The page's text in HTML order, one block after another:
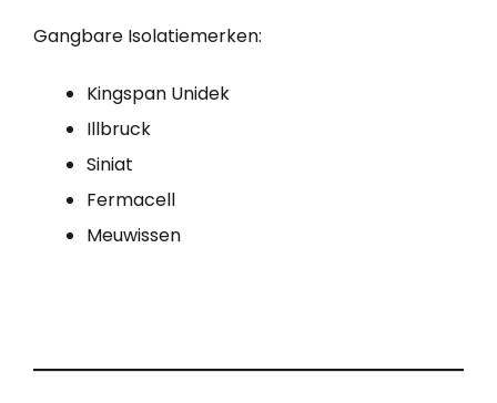
Gangbare Isolatiemerken:
Kingspan Unidek
Illbruck
Siniat
Fermacell
Meuwissen